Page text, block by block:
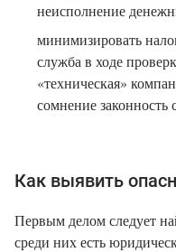
неисполнение
минимизировать
служба в ходе
«техническая»
сомнение законность
Как выявить
Первым делом следует
среди них есть